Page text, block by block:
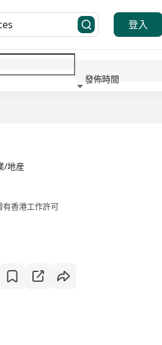
登入
發佈時間
/地産
有香港工作許可